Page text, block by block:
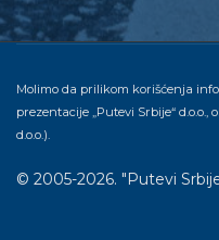
Molimo da prilikom korišćenja
prezentacije „Putevi Srbije“ d.o.o.,
d.o.o.).
© 2005-2026. "Putevi